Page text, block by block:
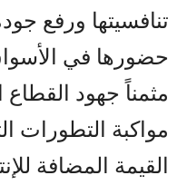
تنافسيتها ورفع
حضورها في
مثمناً جهود
مواكبة التطورات
القيمة المضافة